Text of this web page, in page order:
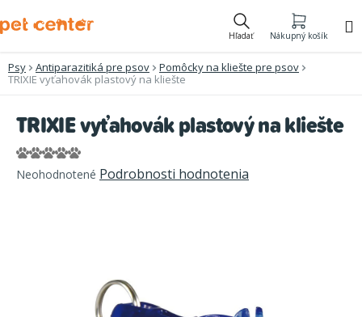
na
Hľadať Nákupný košík
Psy Antiparazitiká pre psov
Pomôcky na kliešte pre psov
TRIXIE vyťahovák plastový na kliešte
TRIXIE vyťahovák plastový na kliešte
Priemerné
hodnotenie
Neohodnotené Podrobnosti hodnotenia